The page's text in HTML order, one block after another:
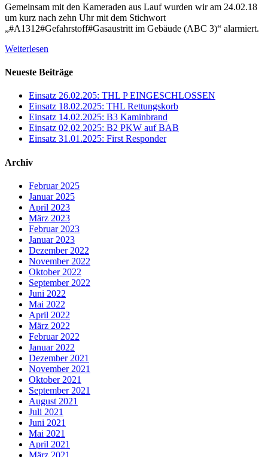
Gemeinsam mit den Kameraden aus Lauf wurden wir am 24.02.18
um kurz nach zehn Uhr mit dem Stichwort
„#A1312#Gefahrstoff#Gasaustritt im Gebäude (ABC 3)“ alarmiert.
Weiterlesen
Neueste Beiträge
Einsatz 26.02.205: THL P EINGESCHLOSSEN
Einsatz 18.02.2025: THL Rettungskorb
Einsatz 14.02.2025: B3 Kaminbrand
Einsatz 02.02.2025: B2 PKW auf BAB
Einsatz 31.01.2025: First Responder
Archiv
Februar 2025
Januar 2025
April 2023
März 2023
Februar 2023
Januar 2023
Dezember 2022
November 2022
Oktober 2022
September 2022
Juni 2022
Mai 2022
April 2022
März 2022
Februar 2022
Januar 2022
Dezember 2021
November 2021
Oktober 2021
September 2021
August 2021
Juli 2021
Juni 2021
Mai 2021
April 2021
März 2021